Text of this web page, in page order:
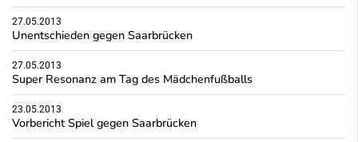
27.05.2013
Unentschieden gegen Saarbrücken
27.05.2013
Super Resonanz am Tag des Mädchenfußballs
23.05.2013
Vorbericht Spiel gegen Saarbrücken